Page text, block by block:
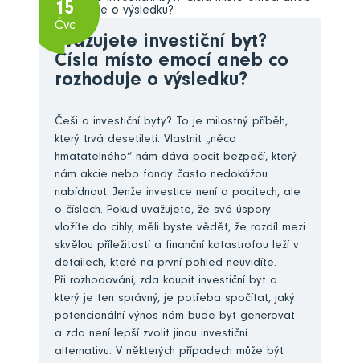
15
Čvc
Zvažujete investiční byt?
Čísla místo emocí aneb co
rozhoduje o výsledku?
Češi a investiční byty? To je milostný příběh,
který trvá desetiletí. Vlastnit „něco
hmatatelného“ nám dává pocit bezpečí, který
nám akcie nebo fondy často nedokážou
nabídnout. Jenže investice není o pocitech, ale
o číslech. Pokud uvažujete, že své úspory
vložíte do cihly, měli byste vědět, že rozdíl mezi
skvělou příležitostí a finanční katastrofou leží v
detailech, které na první pohled neuvidíte.
Při rozhodování, zda koupit investiční byt a
který je ten správný, je potřeba spočítat, jaký
potencionální výnos nám bude byt generovat
a zda není lepší zvolit jinou investiční
alternativu. V některých případech může být